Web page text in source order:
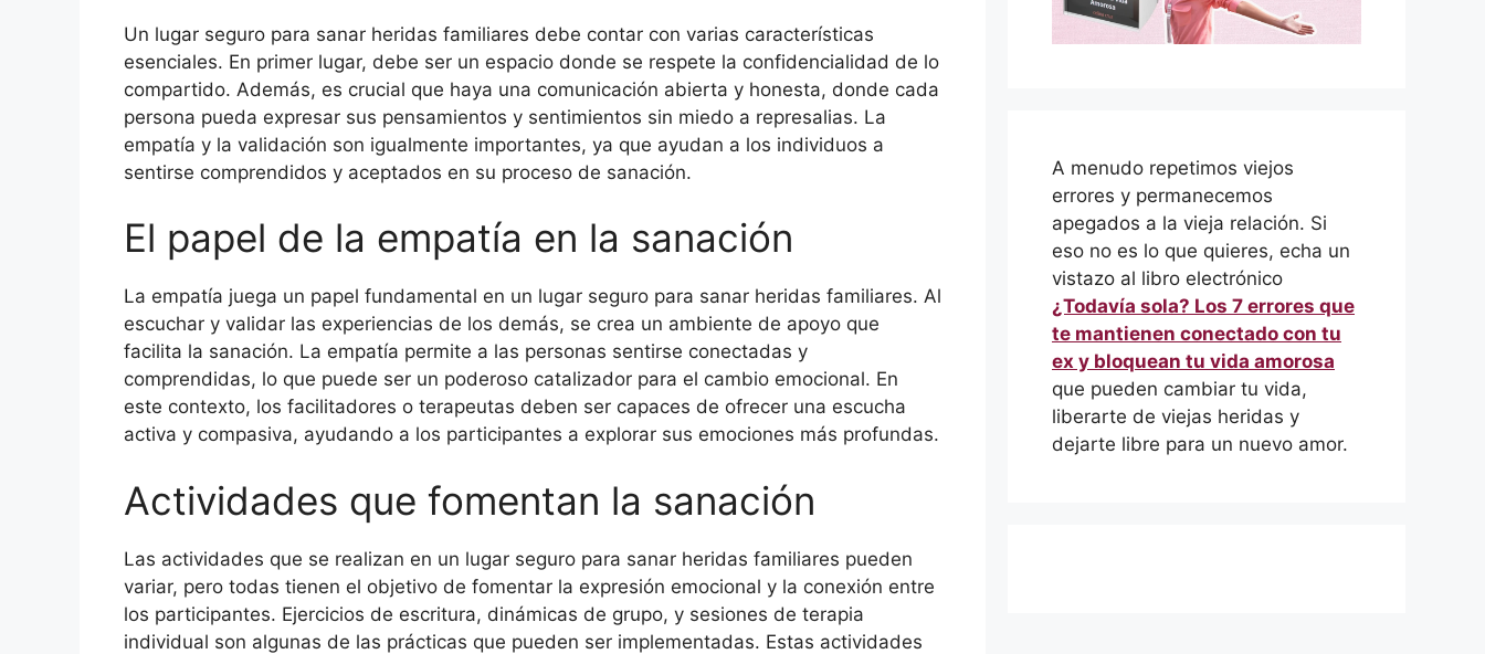
Un lugar seguro para sanar heridas familiares debe contar con varias características
esenciales. En primer lugar, debe ser un espacio donde se respete la confidencialidad de lo
compartido. Además, es crucial que haya una comunicación abierta y honesta, donde cada
persona pueda expresar sus pensamientos y sentimientos sin miedo a represalias. La
empatía y la validación son igualmente importantes, ya que ayudan a los individuos a
sentirse comprendidos y aceptados en su proceso de sanación.
El papel de la empatía en la sanación
La empatía juega un papel fundamental en un lugar seguro para sanar heridas familiares. Al
escuchar y validar las experiencias de los demás, se crea un ambiente de apoyo que
facilita la sanación. La empatía permite a las personas sentirse conectadas y
comprendidas, lo que puede ser un poderoso catalizador para el cambio emocional. En
este contexto, los facilitadores o terapeutas deben ser capaces de ofrecer una escucha
activa y compasiva, ayudando a los participantes a explorar sus emociones más profundas.
Actividades que fomentan la sanación
Las actividades que se realizan en un lugar seguro para sanar heridas familiares pueden
variar, pero todas tienen el objetivo de fomentar la expresión emocional y la conexión entre
los participantes. Ejercicios de escritura, dinámicas de grupo, y sesiones de terapia
individual son algunas de las prácticas que pueden ser implementadas. Estas actividades
A menudo repetimos viejos
errores y permanecemos
apegados a la vieja relación. Si
eso no es lo que quieres, echa un
vistazo al libro electrónico
¿Todavía sola? Los 7 errores que
te mantienen conectado con tu
ex y bloquean tu vida amorosa
que pueden cambiar tu vida,
liberarte de viejas heridas y
dejarte libre para un nuevo amor.